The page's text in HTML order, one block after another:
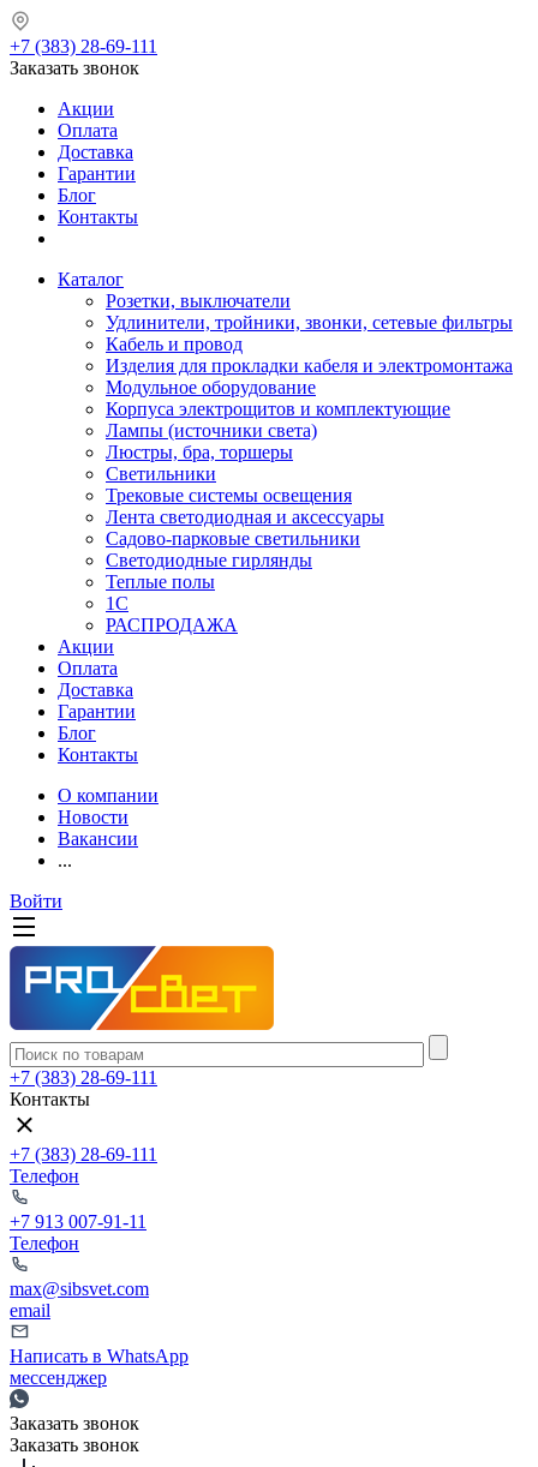
+7 (383) 28-69-111
Заказать звонок
Акции
Оплата
Доставка
Гарантии
Блог
Контакты
Каталог
Розетки, выключатели
Удлинители, тройники, звонки, сетевые фильтры
Кабель и провод
Изделия для прокладки кабеля и электромонтажа
Модульное оборудование
Корпуса электрощитов и комплектующие
Лампы (источники света)
Люстры, бра, торшеры
Светильники
Трековые системы освещения
Лента светодиодная и аксессуары
Садово-парковые светильники
Светодиодные гирлянды
Теплые полы
1С
РАСПРОДАЖА
Акции
Оплата
Доставка
Гарантии
Блог
Контакты
О компании
Новости
Вакансии
...
Войти
+7 (383) 28-69-111
Контакты
+7 (383) 28-69-111
Телефон
+7 913 007-91-11
Телефон
max@sibsvet.com
email
Написать в WhatsApp
мессенджер
Заказать звонок
Заказать звонок